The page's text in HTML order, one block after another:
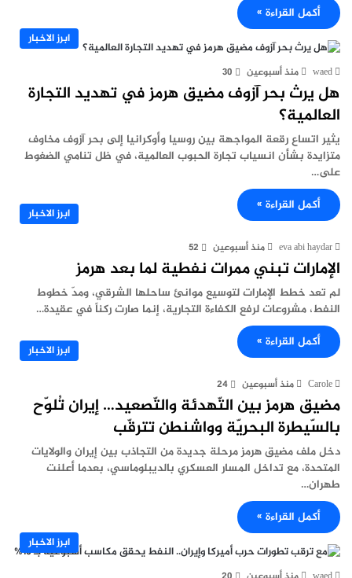
أكمل القراءة »
ابرز الاخبار
waed منذ أسبوعين 30
هل يرث بحر آزوف مضيق هرمز في تهديد التجارة
العالمية؟
يثير اتساع رقعة المواجهة بين روسيا وأوكرانيا إلى بحر آزوف مخاوف
متزايدة بشأن انسياب تجارة الحبوب العالمية، في ظل تنامي الضغوط
على…
أكمل القراءة »
ابرز الاخبار
eva abi haydar منذ أسبوعين 52
الإمارات تبني ممرات نفطية لما بعد هرمز
لم تعد خطط الإمارات لتوسيع موانئ ساحلها الشرقي، ومدّ خطوط
النفط، مشروعات لرفع الكفاءة التجارية، إنما صارت ركناً في عقيدة…
أكمل القراءة »
ابرز الاخبار
Carole منذ أسبوعين 24
مضيق هرمز بين التّهدئة والتّصعيد… إيران تُلوّح
بالسّيطرة البحريّة وواشنطن تترقّب
دخل ملف مضيق هرمز مرحلة جديدة من التجاذب بين إيران والولايات
المتحدة، مع تداخل المسار العسكري بالديبلوماسي، بعدما أعلنت
طهران…
أكمل القراءة »
ابرز الاخبار